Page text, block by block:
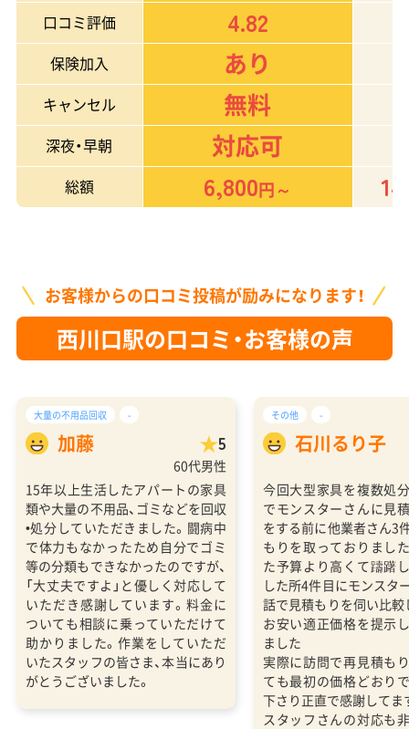
口コミ評価
4.82
保険加入 あり
キャンセル 無料
深夜・早朝 対応可
総額
6,800円～
お客様からの口コミ投稿が励みになります！
西川口駅の口コミ・お客様の声
大量の不用品回収 -
加藤 5
60代男性
15年以上生活したアパートの家具
類や大量の不用品、ゴミなどを回収
•処分していただきました。闘病中
で体力もなかったため自分でゴミ
等の分類もできなかったのですが、
「大丈夫ですよ」と優しく対応して
いただき感謝しています。料金に
ついても相談に乗っていただけて
助かりました。作業をしていただ
いたスタッフの皆さま、本当にあり
がとうございました。
その他 -
石川るり子
今回大型家具を複数処
でモンスターさんに見
をする前に他業者さん3
もりを取っておりまし
た予算より高くて躊躇
した所4件目にモンスタ
話で見積もりを伺い比
お安い適正価格を提示
ました
実際に訪問で再見積も
ても最初の価格どおり
下さり正直で感謝してま
スタッフさんの対応も